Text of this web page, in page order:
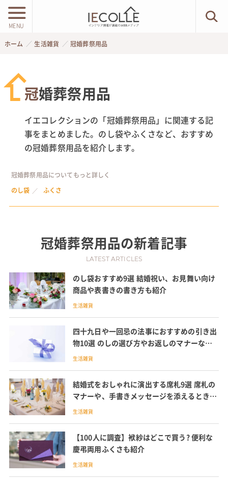
MENU
ホーム 生活雑貨 冠婚葬祭用品
冠婚葬祭用品
イエコレクションの「冠婚葬祭用品」に関連する記
事をまとめました。のし袋やふくさなど、おすすめ
の冠婚葬祭用品を紹介します。
冠婚葬祭用品についてもっと詳しく
のし袋
ふくさ
冠婚葬祭用品の新着記事
LATEST ARTICLES
のし袋おすすめ9選 結婚祝い、お見舞い向け
商品や表書きの書き方も紹介
生活雑貨
四十九日や一回忌の法事におすすめの引き出
物10選 のしの選び方やお返しのマナーなど
も紹介
生活雑貨
結婚式をおしゃれに演出する席札9選 席札の
マナーや、手書きメッセージを添えるときに
便利な一言例文も紹介
生活雑貨
【100人に調査】袱紗はどこで買う? 便利な
慶弔両用ふくさも紹介
生活雑貨